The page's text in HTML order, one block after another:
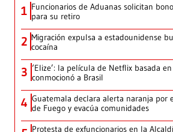
1 Funcionarios de Aduanas solicitan
para su retiro
2 Migración expulsa a estadounidense
cocaína
3 ‘Elize’: la película de Netflix basada
conmocionó a Brasil
4 Guatemala declara alerta naranja por
de Fuego y evacúa comunidades
Protesta de exfuncionarios en la